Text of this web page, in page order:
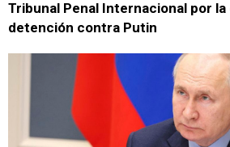
Tribunal Penal Internacional por la
detención contra Putin